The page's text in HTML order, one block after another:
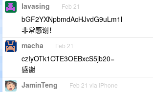
lavasing Feb 21
bGF2YXNpbmdAcHJvdG9uLm1l
非常感谢！
macha Feb 21
czIyOTk1OTE3OEBxcS5jb20=
感谢
JaminTeng Feb 21 via iPhone